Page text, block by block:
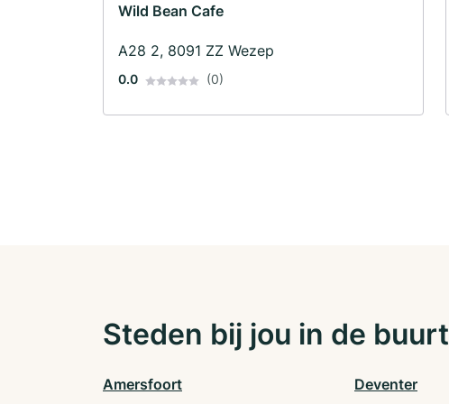
Wild Bean Cafe
A28 2, 8091 ZZ Wezep
0.0 (0)
Steden bij jou in de buurt
Amersfoort Deventer